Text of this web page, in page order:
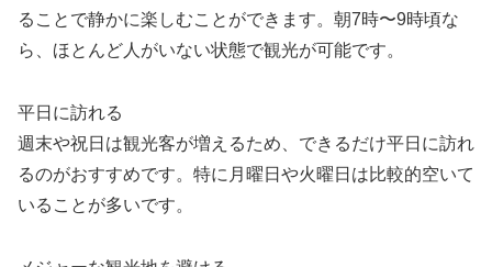
ることで静かに楽しむことができます。朝7時〜9時頃な
ら、ほとんど人がいない状態で観光が可能です。
平日に訪れる
週末や祝日は観光客が増えるため、できるだけ平日に訪れ
るのがおすすめです。特に月曜日や火曜日は比較的空いて
いることが多いです。